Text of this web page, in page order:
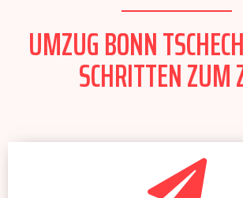
UMZUG BONN
SCHRITTEN ZUM